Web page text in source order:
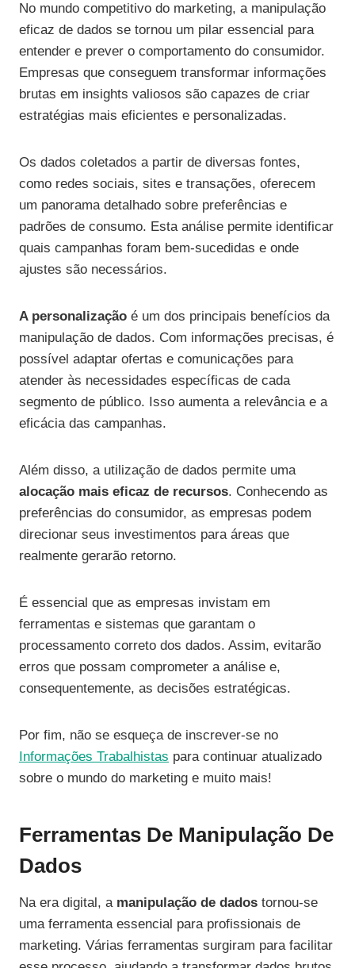
No mundo competitivo do marketing, a manipulação
eficaz de dados se tornou um pilar essencial para
entender e prever o comportamento do consumidor.
Empresas que conseguem transformar informações
brutas em insights valiosos são capazes de criar
estratégias mais eficientes e personalizadas.
Os dados coletados a partir de diversas fontes,
como redes sociais, sites e transações, oferecem
um panorama detalhado sobre preferências e
padrões de consumo. Esta análise permite identificar
quais campanhas foram bem-sucedidas e onde
ajustes são necessários.
A personalização é um dos principais benefícios da
manipulação de dados. Com informações precisas, é
possível adaptar ofertas e comunicações para
atender às necessidades específicas de cada
segmento de público. Isso aumenta a relevância e a
eficácia das campanhas.
Além disso, a utilização de dados permite uma
alocação mais eficaz de recursos. Conhecendo as
preferências do consumidor, as empresas podem
direcionar seus investimentos para áreas que
realmente gerarão retorno.
É essencial que as empresas invistam em
ferramentas e sistemas que garantam o
processamento correto dos dados. Assim, evitarão
erros que possam comprometer a análise e,
consequentemente, as decisões estratégicas.
Por fim, não se esqueça de inscrever-se no
Informações Trabalhistas para continuar atualizado
sobre o mundo do marketing e muito mais!
Ferramentas De Manipulação De
Dados
Na era digital, a manipulação de dados tornou-se
uma ferramenta essencial para profissionais de
marketing. Várias ferramentas surgiram para facilitar